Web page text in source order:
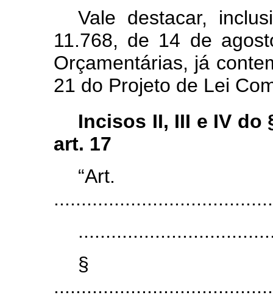
Vale destacar,
11.768, de 14 de
Orçamentárias, já
21 do Projeto de Lei
Incisos II, III e IV do
art. 17
§